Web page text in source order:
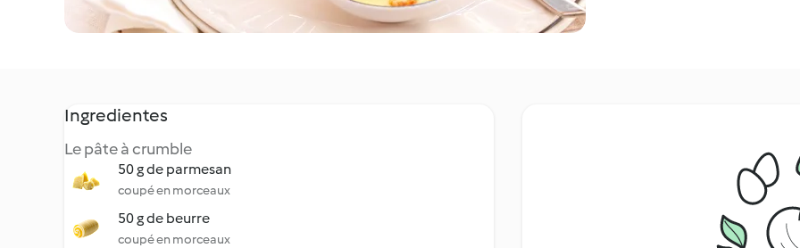
Ingredientes
Le pâte à crumble
50 g de parmesan
coupé en morceaux
50 g de beurre
coupé en morceaux